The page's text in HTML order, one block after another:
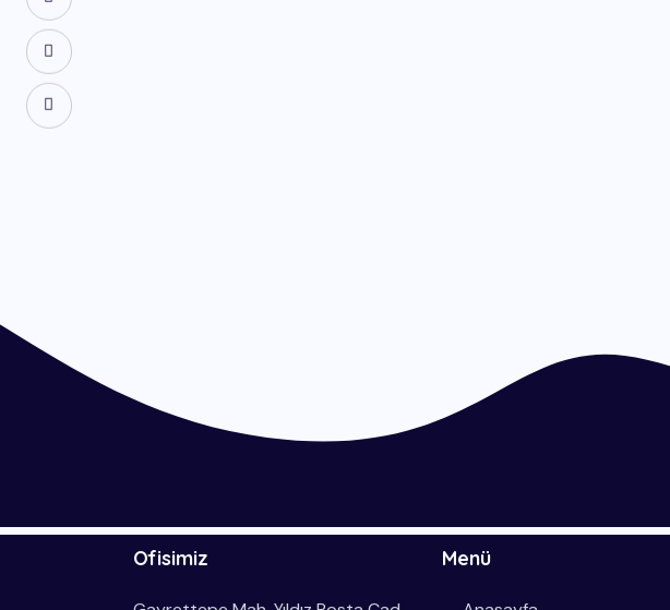
Ofisimiz Menü